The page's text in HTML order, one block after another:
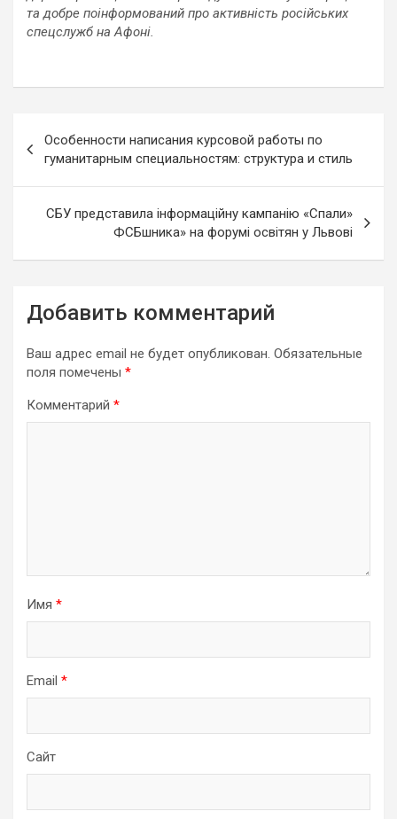
та добре поінформований про активність російських
спецслужб на Афоні.
по
записям
Особенности написания курсовой работы по
гуманитарным специальностям: структура и стиль
СБУ представила інформаційну кампанію «Спали»
ФСБшника» на форумі освітян у Львові
Добавить комментарий
Ваш адрес email не будет опубликован. Обязательные
поля помечены *
Комментарий *
Имя *
Email *
Сайт